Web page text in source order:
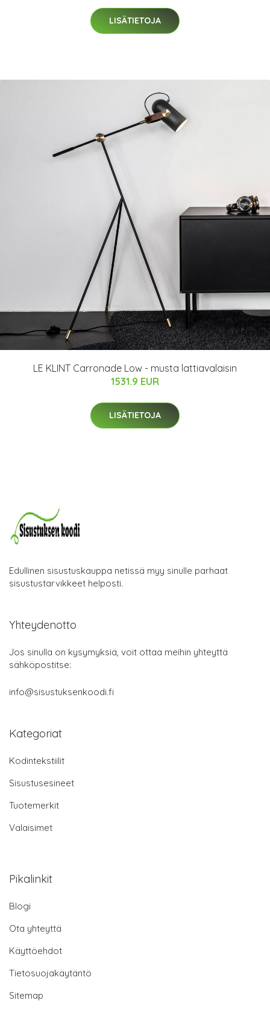
LISÄTIETOJA
LE KLINT Carronade Low - musta lattiavalaisin
1531.9 EUR
LISÄTIETOJA
Edullinen sisustuskauppa netissä myy sinulle parhaat
sisustustarvikkeet helposti.
Yhteydenotto
Jos sinulla on kysymyksiä, voit ottaa meihin yhteyttä
sähköpostitse:
info@sisustuksenkoodi.fi
Kategoriat
Kodintekstiilit
Sisustusesineet
Tuotemerkit
Valaisimet
Pikalinkit
Blogi
Ota yhteyttä
Käyttöehdot
Tietosuojakäytäntö
Sitemap